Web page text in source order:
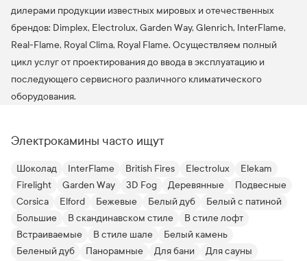
дилерами продукции известных мировых и отечественных
брендов: Dimplex, Electrolux, Garden Way, Glenrich, InterFlame,
Real-Flame, Royal Clima, Royal Flame. Осуществляем полный
цикл услуг от проектирования до ввода в эксплуатацию и
последующего сервисного различного климатического
оборудования.
Электрокамины часто ищут
Шоколад InterFlame British Fires Electrolux
Elekam
Firelight
Garden Way 3D Fog Деревянные
Подвесные
Corsica
Elford Бежевые Белый дуб
Белый с патиной
Большие
В скандинавском стиле
В стиле лофт
Встраиваемые
В стиле шале
Белый камень
Беленый дуб
Панорамные Для бани
Для сауны